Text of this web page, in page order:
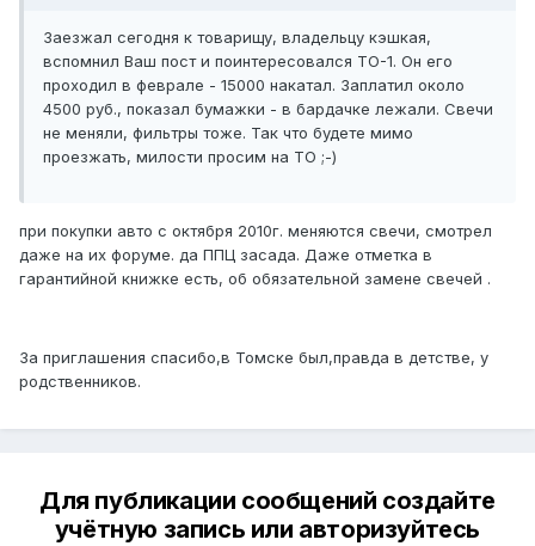
Заезжал сегодня к товарищу, владельцу кэшкая,
вспомнил Ваш пост и поинтересовался ТО-1. Он его
проходил в феврале - 15000 накатал. Заплатил около
4500 руб., показал бумажки - в бардачке лежали. Свечи
не меняли, фильтры тоже. Так что будете мимо
проезжать, милости просим на ТО ;-)
при покупки авто с октября 2010г. меняются свечи, смотрел
даже на их форуме. да ППЦ засада. Даже отметка в
гарантийной книжке есть, об обязательной замене свечей .
За приглашения спасибо,в Томске был,правда в детстве, у
родственников.
Для публикации сообщений создайте
учётную запись или авторизуйтесь